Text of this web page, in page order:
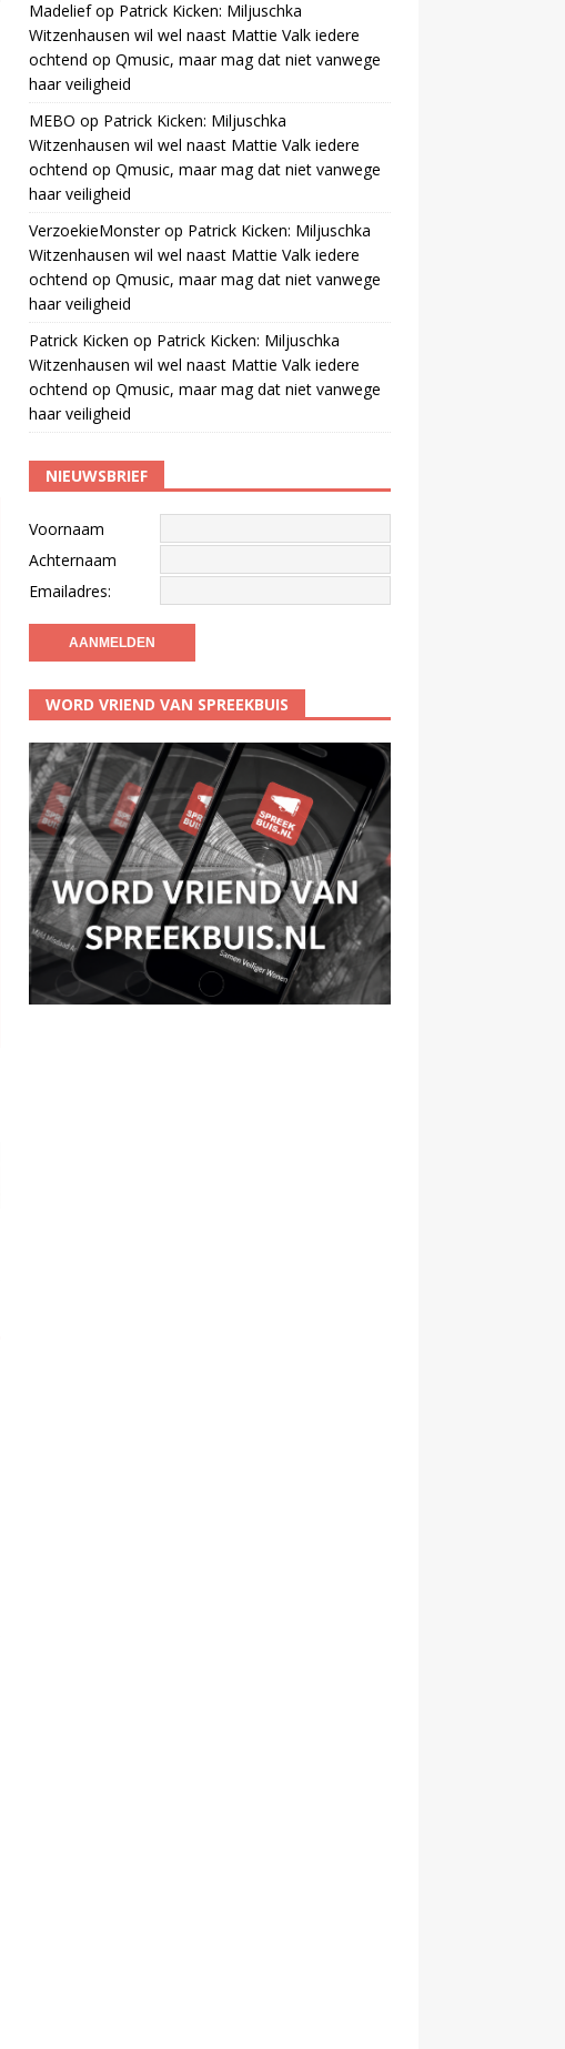
Madeliefop Patrick Kicken: Miljuschka
Witzenhausen wil wel naast Mattie Valk iedere
ochtend op Qmusic, maar mag dat niet vanwege
haar veiligheid
MEBO op Patrick Kicken: Miljuschka
Witzenhausen wil wel naast Mattie Valk iedere
ochtend op Qmusic, maar mag dat niet vanwege
haar veiligheid
VerzoekieMonsterop Patrick Kicken: Miljuschka
Witzenhausen wil wel naast Mattie Valk iedere
ochtend op Qmusic, maar mag dat niet vanwege
haar veiligheid
Patrick Kicken op Patrick Kicken: Miljuschka
Witzenhausen wil wel naast Mattie Valk iedere
ochtend op Qmusic, maar mag dat niet vanwege
haar veiligheid
NIEUWSBRIEF
Voornaam
Achternaam
Emailadres:
WORD VRIEND VAN SPREEKBUIS